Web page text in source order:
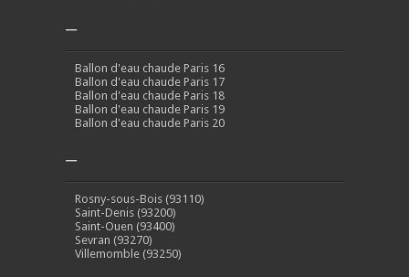
–
Ballon d'eau chaude Paris 16
Ballon d'eau chaude Paris 17
Ballon d'eau chaude Paris 18
Ballon d'eau chaude Paris 19
Ballon d'eau chaude Paris 20
–
Rosny-sous-Bois (93110)
Saint-Denis (93200)
Saint-Ouen (93400)
Sevran (93270)
Villemomble (93250)